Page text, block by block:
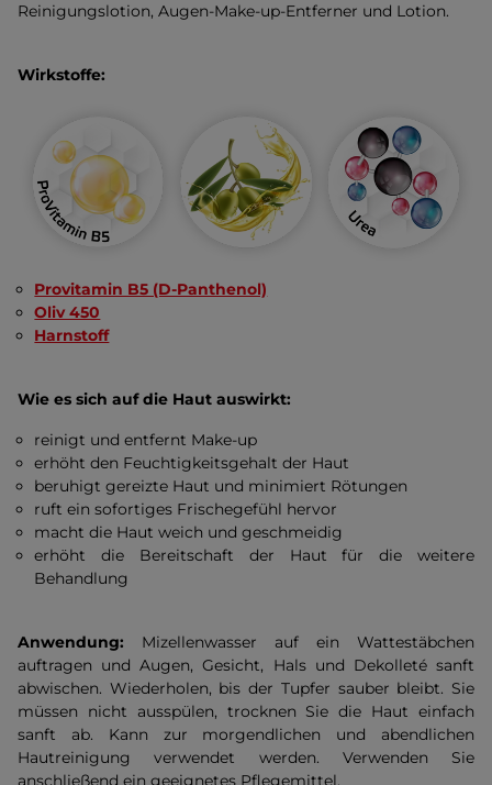
Reinigungslotion, Augen-Make-up-Entferner und Lotion.
Wirkstoffe:
Provitamin B5 (D-Panthenol)
Oliv 450
Harnstoff
Wie es sich auf die Haut auswirkt:
reinigt und entfernt Make-up
erhöht den Feuchtigkeitsgehalt der Haut
beruhigt gereizte Haut und minimiert Rötungen
ruft ein sofortiges Frischegefühl hervor
macht die Haut weich und geschmeidig
erhöht die Bereitschaft der Haut für die weitere
Behandlung
Anwendung: Mizellenwasser auf ein Wattestäbchen
auftragen und Augen, Gesicht, Hals und Dekolleté sanft
abwischen. Wiederholen, bis der Tupfer sauber bleibt. Sie
müssen nicht ausspülen, trocknen Sie die Haut einfach
sanft ab. Kann zur morgendlichen und abendlichen
Hautreinigung verwendet werden. Verwenden Sie
anschließend ein geeignetes Pflegemittel.